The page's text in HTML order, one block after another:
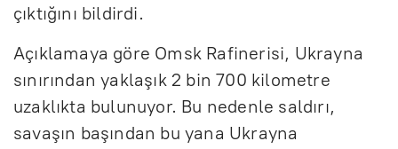
çıktığını bildirdi.
Açıklamaya göre Omsk Rafinerisi, Ukrayna
sınırından yaklaşık 2 bin 700 kilometre
uzaklıkta bulunuyor. Bu nedenle saldırı,
savaşın başından bu yana Ukrayna